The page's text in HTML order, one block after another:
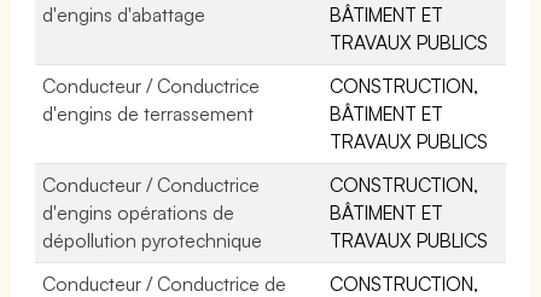
d'engins d'abattage
BÂTIMENT ET
TRAVAUX PUBLICS
Conducteur / Conductrice
d'engins de terrassement
CONSTRUCTION,
BÂTIMENT ET
TRAVAUX PUBLICS
Conducteur / Conductrice
d'engins opérations de
dépollution pyrotechnique
CONSTRUCTION,
BÂTIMENT ET
TRAVAUX PUBLICS
Conducteur / Conductrice de
CONSTRUCTION,